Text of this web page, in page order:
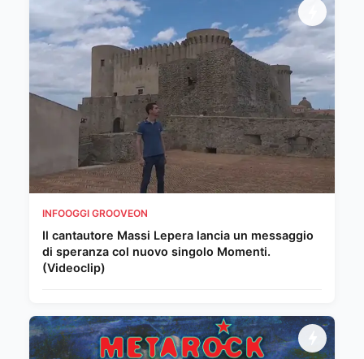
INFOOGGI GROOVEON
Il cantautore Massi Lepera lancia un messaggio
di speranza col nuovo singolo Momenti.
(Videoclip)